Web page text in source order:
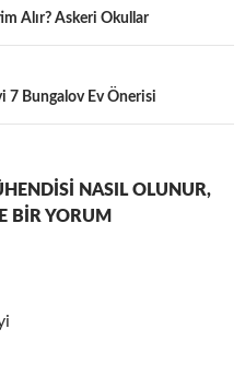
Alır? Askeri Okullar
7 Bungalov Ev Önerisi
NASIL OLUNUR,
BIR YORUM